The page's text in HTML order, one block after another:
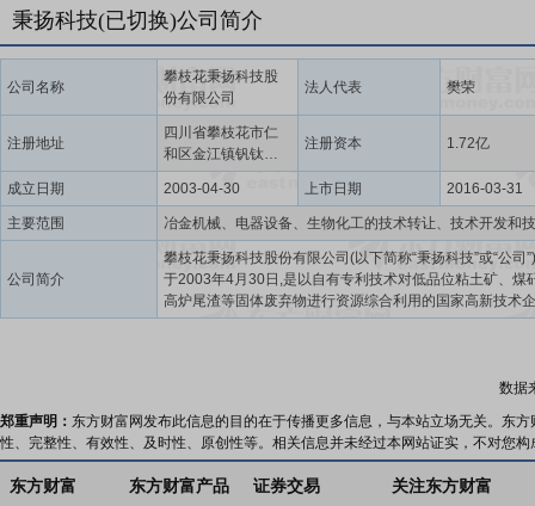
秉扬科技(已切换)公司简介
公司名称
攀枝花秉扬科技股
份有限公司
法人代表 樊荣
注册地址
四川省攀枝花市仁
和区金江镇钒钛产
业园区内
注册资本 1.72亿
成立日期 2003-04-30 上市日期 2016-03-31
主要范围
公司简介
攀枝花秉扬科技股份有限公司(以下简称“秉扬科技”或“公司
于2003年4月30日,是以自有专利技术对低品位粘土矿、煤
高炉尾渣等固体废弃物进行资源综合利用的国家高新技术
国家级“专精特新”小巨人企业、省工业资源综合利用基地(
司、攀枝花秉扬矿业有限公司4家全资子公司及参股1家石
座。公司超低密度高强度压裂支撑剂产品因其优异的性能
用于中石油、中石化页岩油气的开采应用中,是全国油气开
压裂用支撑剂的主力供应商。2020年12月28日,公司成功
股转系统公开发行股票并在精选层挂牌交易,是四川省第一
数据
郑重声明： 东方财富网发布此信息的目的在于传播更多信息，与本站立场无关。东
性、完整性、有效性、及时性、原创性等。相关信息并未经过本网站证实，不对您
东方财富 东方财富产品 证券交易 关注东方财富